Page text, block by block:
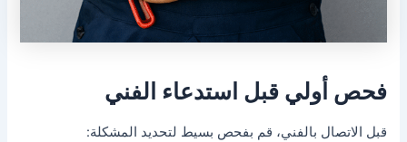
فحص أولي قبل استدعاء الفني
قبل الاتصال بالفني، قم بفحص بسيط لتحديد المشكلة: